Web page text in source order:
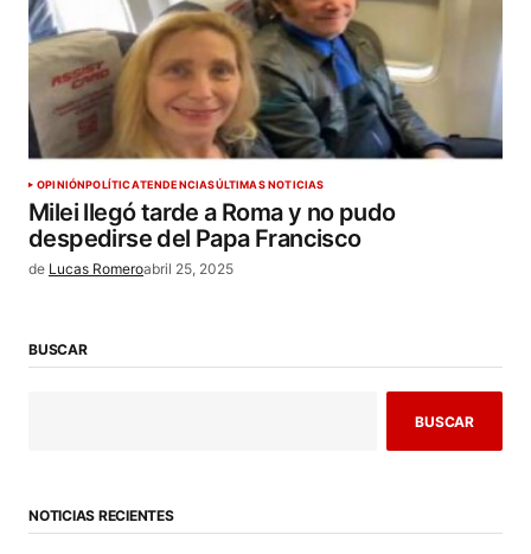
OPINIÓNPOLÍTICATENDENCIASÚLTIMAS NOTICIAS
Milei llegó tarde a Roma y no pudo
despedirse del Papa Francisco
de Lucas Romeroabril 25, 2025
BUSCAR
BUSCAR
NOTICIAS RECIENTES